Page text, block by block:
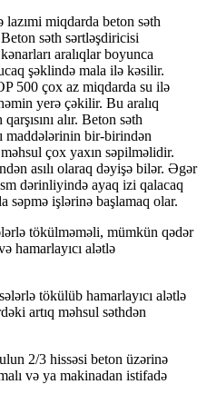
miqdarda beton səth
səth sərtləşdiricisi
aralıqlar boyunca
şəklində mala ilə kəsilir.
500 çox az miqdarda su ilə
yerə çəkilir. Bu aralıq
alır. Beton səth
maddələrinin bir-birindən
çox yaxın səpilməlidir.
asılı olaraq dəyişə bilər. Əgər
dərinliyində ayaq izi qalacaq
səpmə işlərinə başlamaq olar.
tökülməməli, mümkün qədər
hamarlayıcı alətlə
tökülüb hamarlayıcı alətlə
artıq məhsul səthdən
2/3 hissəsi beton üzərinə
və ya makinadan istifadə